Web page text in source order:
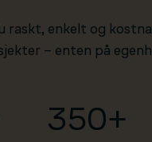
raskt, enkelt og
– enten på
350+